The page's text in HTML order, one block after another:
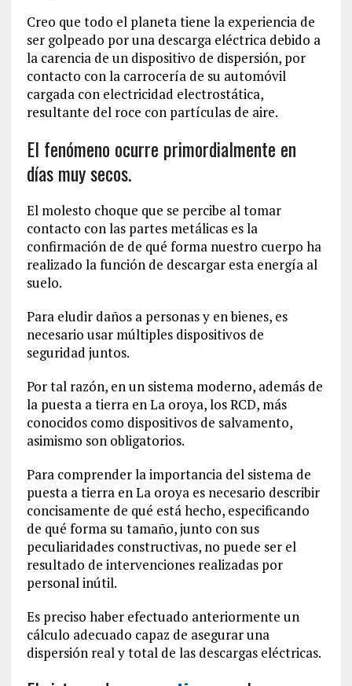
Creo que todo el planeta tiene la experiencia de
ser golpeado por una descarga eléctrica debido a
la carencia de un dispositivo de dispersión, por
contacto con la carrocería de su automóvil
cargada con electricidad electrostática,
resultante del roce con partículas de aire.
El fenómeno ocurre primordialmente en
días muy secos.
El molesto choque que se percibe al tomar
contacto con las partes metálicas es la
confirmación de de qué forma nuestro cuerpo ha
realizado la función de descargar esta energía al
suelo.
Para eludir daños a personas y en bienes, es
necesario usar múltiples dispositivos de
seguridad juntos.
Por tal razón, en un sistema moderno, además de
la puesta a tierra en La oroya, los RCD, más
conocidos como dispositivos de salvamento,
asimismo son obligatorios.
Para comprender la importancia del sistema de
puesta a tierra en La oroya es necesario describir
concisamente de qué está hecho, especificando
de qué forma su tamaño, junto con sus
peculiaridades constructivas, no puede ser el
resultado de intervenciones realizadas por
personal inútil.
Es preciso haber efectuado anteriormente un
cálculo adecuado capaz de asegurar una
dispersión real y total de las descargas eléctricas.